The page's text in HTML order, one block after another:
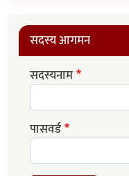
सदस्य आगमन
सदस्यनाम
पासवर्ड